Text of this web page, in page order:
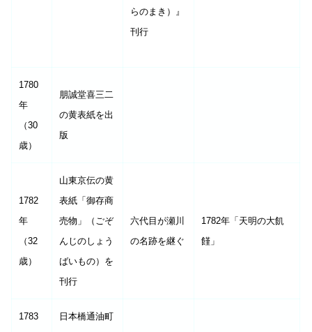
らのまき）』
刊行
1780
年
（30
歳）
朋誠堂喜三二
の黄表紙を出
版
1782
年
（32
歳）
山東京伝の黄
表紙「御存商
売物」（ごぞ
んじのしょう
ばいもの）を
刊行
六代目が瀬川
の名跡を継ぐ
1782年「天明の大飢
饉」
1783
日本橋通油町